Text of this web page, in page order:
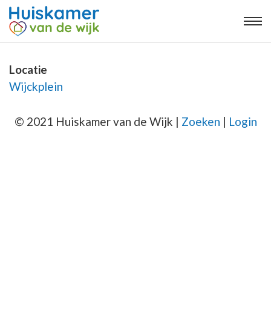
Locatie
Wijckplein
© 2021 Huiskamer van de Wijk | Zoeken | Login